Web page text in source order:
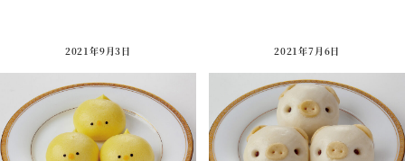
2021年9月3日 2021年7月6日